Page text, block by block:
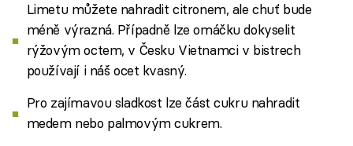
Limetu můžete nahradit citronem, ale chuť bude
méně výrazná. Případně lze omáčku dokyselit
rýžovým octem, v Česku Vietnamci v bistrech
používají i náš ocet kvasný.
Pro zajímavou sladkost lze část cukru nahradit
medem nebo palmovým cukrem.